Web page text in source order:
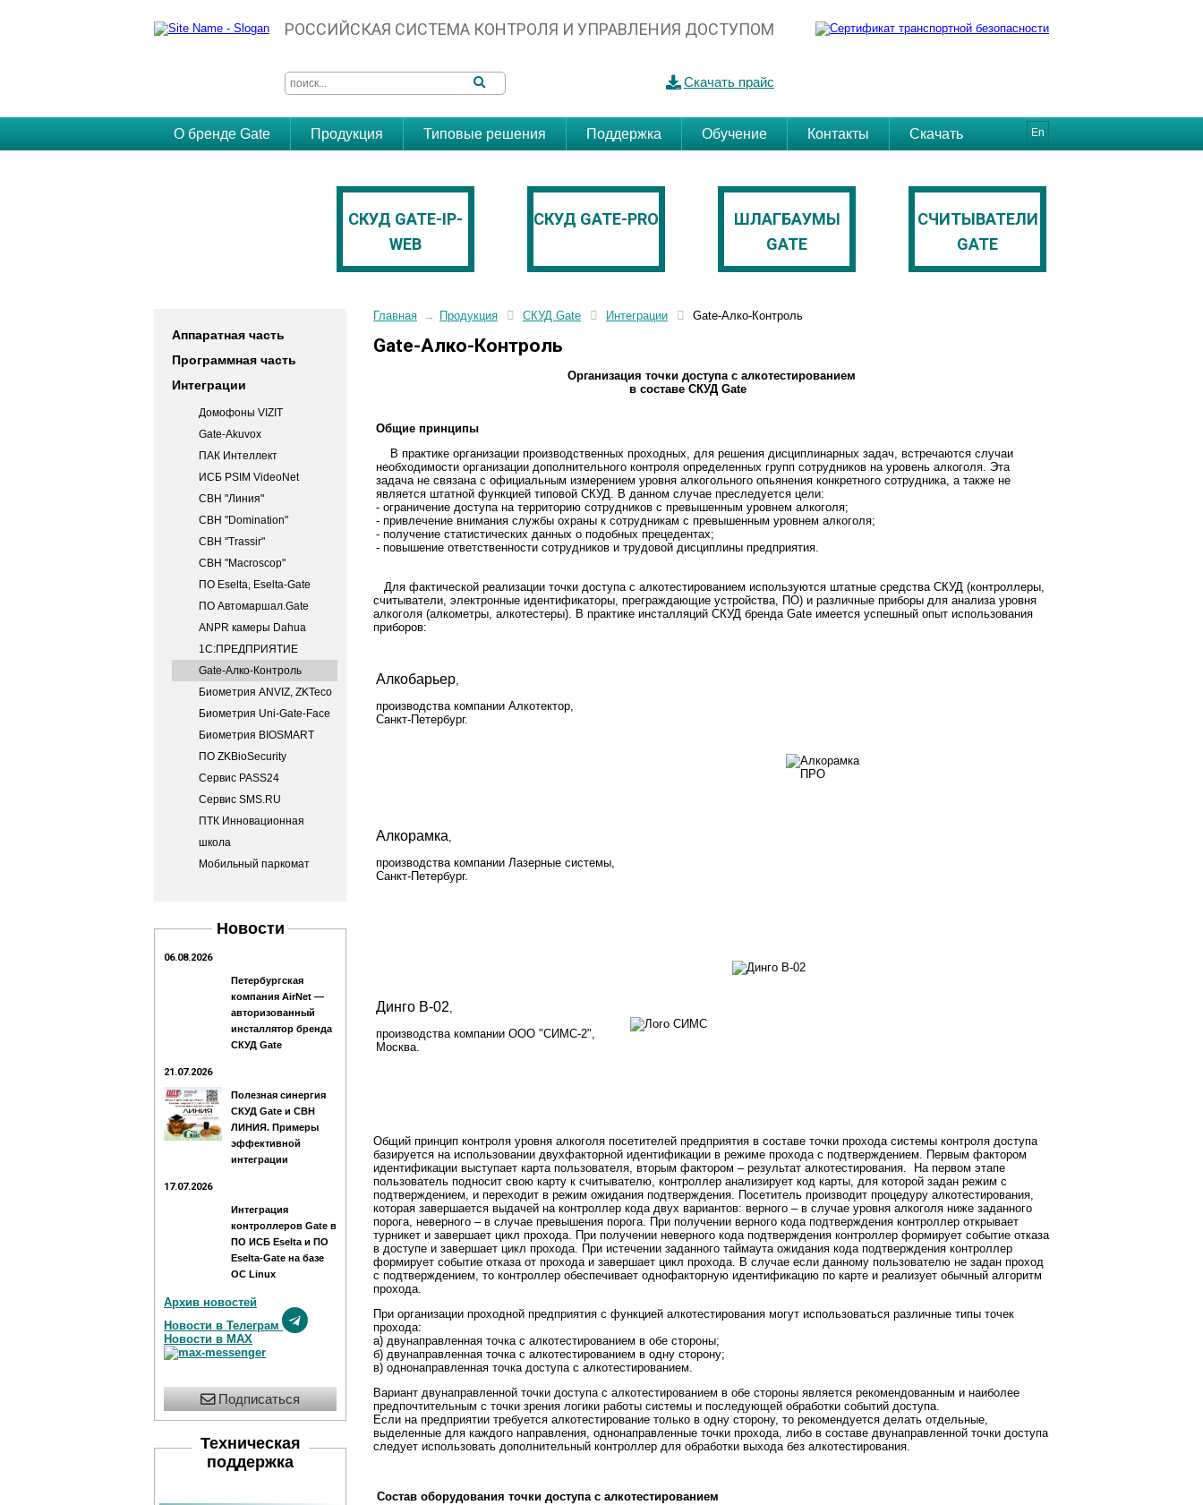
РОССИЙСКАЯ СИСТЕМА КОНТРОЛЯ И УПРАВЛЕНИЯ ДОСТУПОМ
Скачать прайс
О бренде Gate Продукция Типовые решения Поддержка Обучение Контакты Скачать En
СКУД GATE-IP-
WEB
СКУД GATE-PRO
ШЛАГБАУМЫ
GATE
СЧИТЫВАТЕЛИ
GATE
Аппаратная часть
Программная часть
Интеграции
Домофоны VIZIT
Gate-Akuvox
ПАК Интеллект
ИСБ PSIM VideoNet
СВН "Линия"
СВН "Domination"
СВН "Trassir"
СВН "Macroscop"
ПО Eselta, Eselta-Gate
ПО Автомаршал.Gate
ANPR камеры Dahua
1С:ПРЕДПРИЯТИЕ
Gate-Алко-Контроль
Биометрия ANVIZ, ZKTeco
Биометрия Uni-Gate-Face
Биометрия BIOSMART
ПО ZKBioSecurity
Сервис PASS24
Сервис SMS.RU
ПТК Инновационная
школа
Мобильный паркомат
Главная → Продукция СКУД Gate Интеграции Gate-Алко-Контроль
Gate-Алко-Контроль
Организация точки доступа с алкотестированием
в составе СКУД Gate
Общие принципы
В практике организации производственных проходных, для решения дисциплинарных задач, встречаются случаи
необходимости организации дополнительного контроля определенных групп сотрудников на уровень алкоголя. Эта
задача не связана с официальным измерением уровня алкогольного опьянения конкретного сотрудника, а также не
является штатной функцией типовой СКУД. В данном случае преследуется цели:
- ограничение доступа на территорию сотрудников с превышенным уровнем алкоголя;
- привлечение внимания службы охраны к сотрудникам с превышенным уровнем алкоголя;
- получение статистических данных о подобных прецедентах;
- повышение ответственности сотрудников и трудовой дисциплины предприятия.
Для фактической реализации точки доступа с алкотестированием используются штатные средства СКУД (контроллеры,
считыватели, электронные идентификаторы, преграждающие устройства, ПО) и различные приборы для анализа уровня
алкоголя (алкометры, алкотестеры). В практике инсталляций СКУД бренда Gate имеется успешный опыт использования
приборов:
Алкобарьер,
производства компании Алкотектор,
Санкт-Петербург.
Алкорамка,
производства компании Лазерные системы,
Санкт-Петербург.
Динго В-02,
производства компании OOO "СИМС-2",
Москва.
Общий принцип контроля уровня алкоголя посетителей предприятия в составе точки прохода системы контроля доступа
базируется на использовании двухфакторной идентификации в режиме прохода с подтверждением. Первым фактором
идентификации выступает карта пользователя, вторым фактором – результат алкотестирования. На первом этапе
пользователь подносит свою карту к считывателю, контроллер анализирует код карты, для которой задан режим с
подтверждением, и переходит в режим ожидания подтверждения. Посетитель производит процедуру алкотестирования,
которая завершается выдачей на контроллер кода двух вариантов: верного – в случае уровня алкоголя ниже заданного
порога, неверного – в случае превышения порога. При получении верного кода подтверждения контроллер открывает
турникет и завершает цикл прохода. При получении неверного кода подтверждения контроллер формирует событие отказа
в доступе и завершает цикл прохода. При истечении заданного таймаута ожидания кода подтверждения контроллер
формирует событие отказа от прохода и завершает цикл прохода. В случае если данному пользователю не задан проход
с подтверждением, то контроллер обеспечивает однофакторную идентификацию по карте и реализует обычный алгоритм
прохода.
При организации проходной предприятия с функцией алкотестирования могут использоваться различные типы точек
прохода:
а) двунаправленная точка с алкотестированием в обе стороны;
б) двунаправленная точка с алкотестированием в одну сторону;
в) однонаправленная точка доступа с алкотестированием.
Вариант двунаправленной точки доступа с алкотестированием в обе стороны является рекомендованным и наиболее
предпочтительным с точки зрения логики работы системы и последующей обработки событий доступа.
Если на предприятии требуется алкотестирование только в одну сторону, то рекомендуется делать отдельные,
выделенные для каждого направления, однонаправленные точки прохода, либо в составе двунаправленной точки доступа
следует использовать дополнительный контроллер для обработки выхода без алкотестирования.
Состав оборудования точки доступа с алкотестированием
Новости
06.08.2026
Петербургская
компания AirNet —
авторизованный
инсталлятор бренда
СКУД Gate
21.07.2026
Полезная синергия
СКУД Gatе и СВН
ЛИНИЯ. Примеры
эффективной
интеграции
17.07.2026
Интеграция
контроллеров Gate в
ПО ИСБ Eselta и ПО
Eselta-Gate на базе
ОС Linux
Архив новостей
Новости в Телеграм
Новости в MAX
Подписаться
Техническая
поддержка